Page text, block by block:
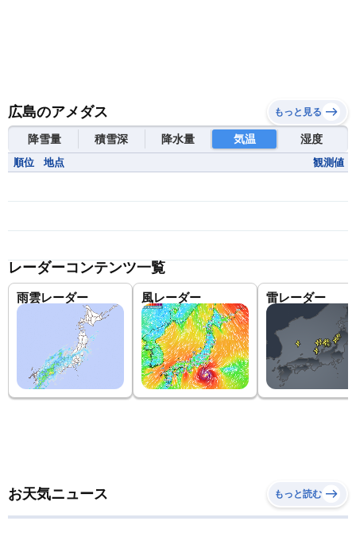
広島のアメダス もっと見る
降雪量 積雪深 降水量 気温 湿度
順位 地点 観測値
レーダーコンテンツ一覧
雨雲レーダー 風レーダー 雷レーダー
お天気ニュース もっと読む